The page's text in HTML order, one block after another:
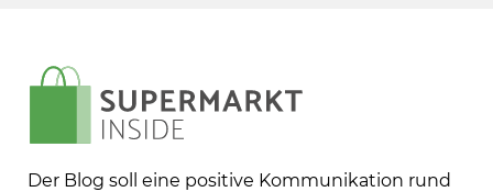
Der Blog soll eine positive Kommunikation rund